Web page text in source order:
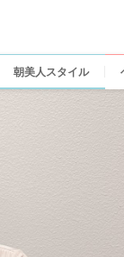
朝美人スタイル